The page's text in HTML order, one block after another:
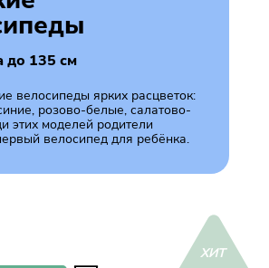
до 135 см
велосипеды ярких расцветок:
розово-белые, салатово-
этих моделей родители
велосипед для ребёнка.
ХИТ